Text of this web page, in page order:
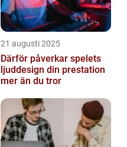
21 augusti 2025
Därför påverkar spelets
ljuddesign din prestation
mer än du tror